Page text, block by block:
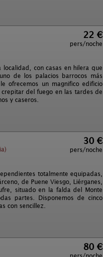
22 €
pers/noche
con casas en hilera que
de los palacios barrocos más
ofrecemos un magnifico edificio
del fuego en las tardes de
y caseros.
30 €
pers/noche
totalmente equipadas,
de Puene Viesgo, Liérganes,
situado en la falda del Monte
partes. Disponemos de cinco
con sencillez.
80 €